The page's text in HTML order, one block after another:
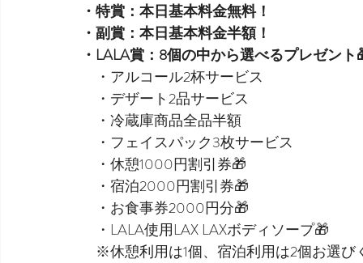
・特賞：本日基本料金無料！
・副賞：本日基本料金半額！
・LALA賞：8個の中から選べるプレゼント
・アルコール2杯サービス
・デザート2品サービス
・冷蔵庫商品全品半額
・フェイスパック3枚サービス
・休憩1000円割引券🎁
・宿泊2000円割引券🎁
・お食事券2000円分🎁
・LALA使用LAX LAXボディソープ🎁
※休憩利用は1個、宿泊利用は2個お選び